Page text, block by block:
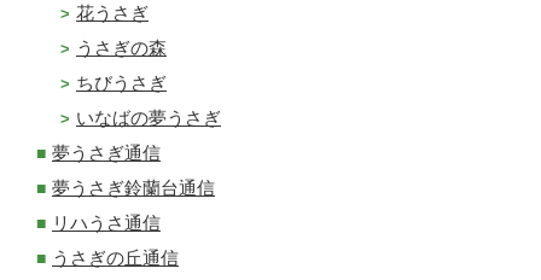
花うさぎ
うさぎの森
ちびうさぎ
いなばの夢うさぎ
夢うさぎ通信
夢うさぎ鈴蘭台通信
リハうさ通信
うさぎの丘通信